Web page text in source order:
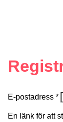
E-postadress *
En länk för att